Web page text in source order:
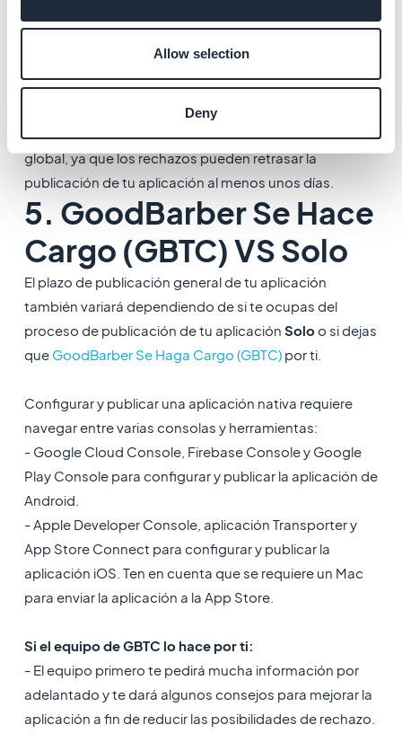
Allow selection
Deny
rechazo y algunos mensajes entre el equipo de revisión
y tú si consideran que no has resuelto el problema
después de volver a enviar la aplicación.
Ten esto en cuenta al evaluar el plazo de publicación
global, ya que los rechazos pueden retrasar la
publicación de tu aplicación al menos unos días.
5. GoodBarber Se Hace
Cargo (GBTC) VS Solo
El plazo de publicación general de tu aplicación
también variará dependiendo de si te ocupas del
proceso de publicación de tu aplicación Soloo si dejas
que GoodBarber Se Haga Cargo (GBTC)por ti.
Configurar y publicar una aplicación nativa requiere
navegar entre varias consolas y herramientas:
- Google Cloud Console, Firebase Console y Google
Play Console para configurar y publicar la aplicación de
Android.
- Apple Developer Console, aplicación Transporter y
App Store Connect para configurar y publicar la
aplicación iOS. Ten en cuenta que se requiere un Mac
para enviar la aplicación a la App Store.
Si el equipo de GBTC lo hace por ti:
- El equipo primero te pedirá mucha información por
adelantado y te dará algunos consejos para mejorar la
aplicación a fin de reducir las posibilidades de rechazo.